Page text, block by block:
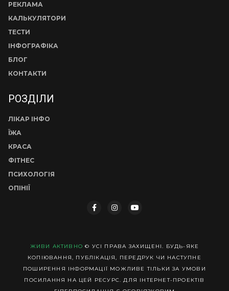
РЕКЛАМА
КАЛЬКУЛЯТОРИ
ТЕСТИ
ІНФОГРАФІКА
БЛОГ
КОНТАКТИ
РОЗДІЛИ
ЛІКАР ІНФО
ЇЖА
КРАСА
ФІТНЕС
ПСИХОЛОГІЯ
ОПІНІЇ
ЖИВИ АКТИВНО © УСІ ПРАВА ЗАХИЩЕНІ. БУДЬ-ЯКЕ
КОПІЮВАННЯ, ПУБЛІКАЦІЯ, ПЕРЕДРУК ЧИ НАСТУПНЕ
ПОШИРЕННЯ ІНФОРМАЦІЇ МОЖЛИВЕ ТІЛЬКИ ЗА УМОВИ
ПОСИЛАННЯ НА ЦЕЙ РЕСУРС. ДЛЯ ІНТЕРНЕТ-ПРОЕКТІВ